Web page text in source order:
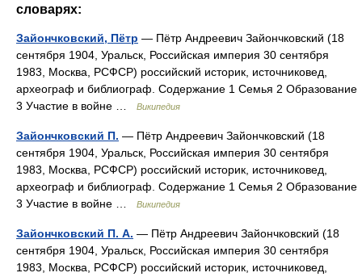
словарях:
Зайончковский, Пётр — Пётр Андреевич Зайончковский (18
сентября 1904, Уральск, Российская империя 30 сентября
1983, Москва, РСФСР) российский историк, источниковед,
археограф и библиограф. Содержание 1 Семья 2 Образование
3 Участие в войне …
Википедия
Зайончковский П. — Пётр Андреевич Зайончковский (18
сентября 1904, Уральск, Российская империя 30 сентября
1983, Москва, РСФСР) российский историк, источниковед,
археограф и библиограф. Содержание 1 Семья 2 Образование
3 Участие в войне …
Википедия
Зайончковский П. А. — Пётр Андреевич Зайончковский (18
сентября 1904, Уральск, Российская империя 30 сентября
1983, Москва, РСФСР) российский историк, источниковед,